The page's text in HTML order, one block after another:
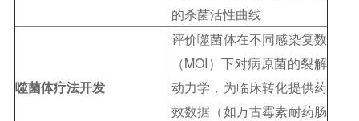
的杀菌活性曲线
噬菌体疗法开发
评价噬菌体在不同感染复数
（MOI）下对病原菌的裂解
动力学，为临床转化提供药
效数据（如万古霉素耐药肠